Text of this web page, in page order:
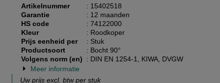
Artikelnummer
: 15402518
Garantie
: 12 maanden
HS code
: 74122000
Kleur
: Roodkoper
Prijs eenheid per
: Stuk
Productsoort
: Bocht 90°
Volgens norm (en)
: DIN EN 1254-1, KIWA, DVGW
Meer informatie
Uw prijs excl. btw per stuk